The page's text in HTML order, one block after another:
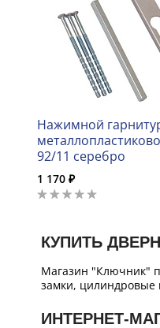
Нажимной
92/11 серебро
1 170 ₽
КУПИТЬ
Магазин "Ключник"
замки, цилиндровые
ИНТЕРНЕТ-